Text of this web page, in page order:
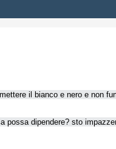
il bianco e nero e non
possa dipendere? sto